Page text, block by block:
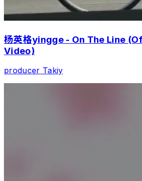
杨英格yingge - On The Line
Video)
producer Takiy